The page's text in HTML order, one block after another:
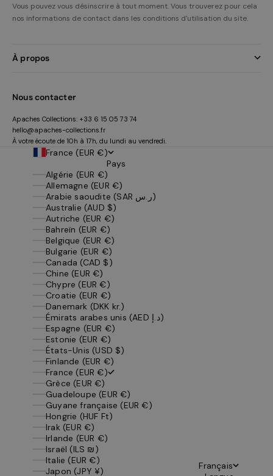
Vous pouvez vous désinscrire à tout moment. Vous trouverez pour cela
nos informations de contact dans les conditions d'utilisation du site.
À propos
Nous contacter
Apaches Collections: +33 6 15 05 73 74
hello@apaches-collections.fr
À votre écoute de 10h à 17h, du lundi au vendredi.
France (EUR €)
Pays
Algérie (EUR €)
Allemagne (EUR €)
Arabie saoudite (SAR ر.س)
Australie (AUD $)
Autriche (EUR €)
Bahreïn (EUR €)
Belgique (EUR €)
Bulgarie (EUR €)
Canada (CAD $)
Chine (EUR €)
Chypre (EUR €)
Croatie (EUR €)
Danemark (DKK kr.)
Émirats arabes unis (AED د.إ)
Espagne (EUR €)
Estonie (EUR €)
États-Unis (USD $)
Finlande (EUR €)
France (EUR €)
Grèce (EUR €)
Guadeloupe (EUR €)
Guyane française (EUR €)
Hongrie (HUF Ft)
Irak (EUR €)
Irlande (EUR €)
Israël (ILS ₪)
Italie (EUR €)
Japon (JPY ¥)
Français